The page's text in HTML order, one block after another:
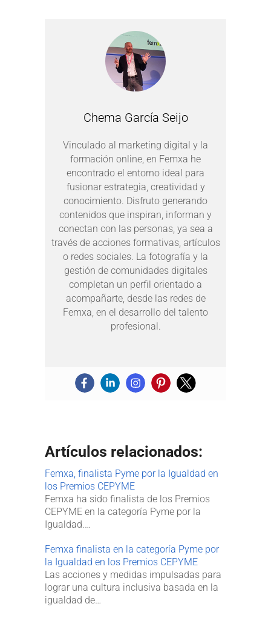
Chema García Seijo
Vinculado al marketing digital y la
formación online, en Femxa he
encontrado el entorno ideal para
fusionar estrategia, creatividad y
conocimiento. Disfruto generando
contenidos que inspiran, informan y
conectan con las personas, ya sea a
través de acciones formativas, artículos
o redes sociales. La fotografía y la
gestión de comunidades digitales
completan un perfil orientado a
acompañarte, desde las redes de
Femxa, en el desarrollo del talento
profesional.
Artículos relacionados:
Femxa, finalista Pyme por la Igualdad en
los Premios CEPYME
Femxa ha sido finalista de los Premios
CEPYME en la categoría Pyme por la
Igualdad.…
Femxa finalista en la categoría Pyme por
la Igualdad en los Premios CEPYME
Las acciones y medidas impulsadas para
lograr una cultura inclusiva basada en la
igualdad de…